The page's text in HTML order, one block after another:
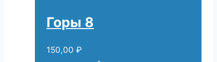
Горы 8
150,00 ₽